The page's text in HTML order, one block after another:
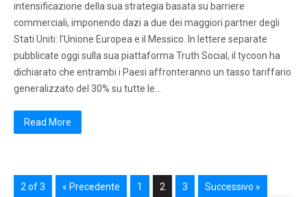
intensificazione della sua strategia basata su barriere
commerciali, imponendo dazi a due dei maggiori partner degli
Stati Uniti: l’Unione Europea e il Messico. In lettere separate
pubblicate oggi sulla sua piattaforma Truth Social, il tycoon ha
dichiarato che entrambi i Paesi affronteranno un tasso tariffario
generalizzato del 30% su tutte le…
Read More
2 of 3 « Precedente 1 2 3 Successivo »